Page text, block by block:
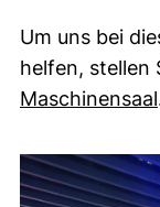
Um uns bei
helfen, stellen
Maschinensaal